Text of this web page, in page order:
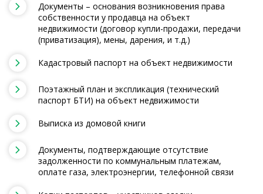
Документы – основания возникновения права
собственности у продавца на объект
недвижимости (договор купли-продажи, передачи
(приватизация), мены, дарения, и т.д.)
Кадастровый паспорт на объект недвижимости
Поэтажный план и экспликация (технический
паспорт БТИ) на объект недвижимости
Выписка из домовой книги
Документы, подтверждающие отсутствие
задолженности по коммунальным платежам,
оплате газа, электроэнергии, телефонной связи